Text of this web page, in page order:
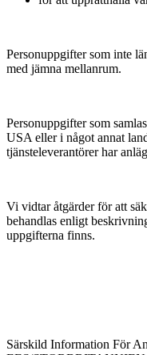
Personuppgifter som inte
med jämna mellanrum.
Personuppgifter som
USA eller i något annat
tjänsteleverantörer har
Vi vidtar åtgärder för att
behandlas enligt
uppgifterna finns.
Särskild Information För